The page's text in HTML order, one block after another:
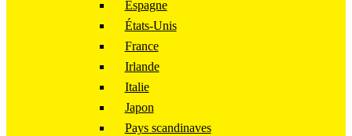
Espagne
États-Unis
France
Irlande
Italie
Japon
Pays scandinaves